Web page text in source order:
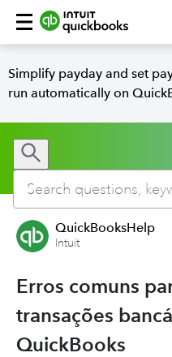
Simplify payday and set
run automatically on
QuickBooksHelp
Intuit
Erros comuns
transações
QuickBooks